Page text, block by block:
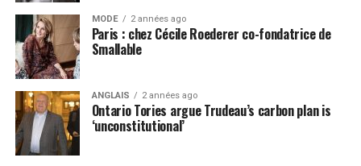
MODE 2 années ago
Paris : chez Cécile Roederer co-fondatrice de
Smallable
ANGLAIS 2 années ago
Ontario Tories argue Trudeau’s carbon plan is
‘unconstitutional’